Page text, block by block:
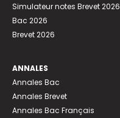
Simulateur notes Brevet 2026
Bac 2026
Brevet 2026
ANNALES
Annales Bac
Annales Brevet
Annales Bac Français